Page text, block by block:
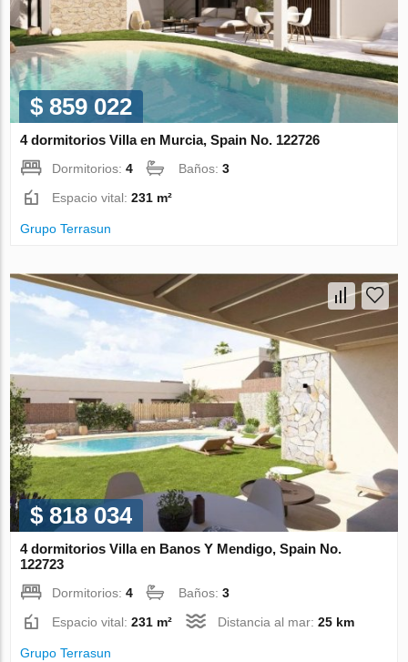
$ 859 022
4 dormitorios Villa en Murcia, Spain No. 122726
Dormitorios:4 Baños:3
Espacio vital:231 m²
Grupo Terrasun
$ 818 034
4 dormitorios Villa en Banos Y Mendigo, Spain No.
122723
Dormitorios:4 Baños:3
Espacio vital:231 m² Distancia al mar:25 km
Grupo Terrasun